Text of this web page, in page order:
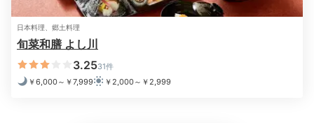
Breakfast
08:00
白米が思わずすすむ
茨城食材の朝食
日本料理、郷土料理
旬菜和膳 よし川
3.2531件
￥6,000～￥7,999
￥2,000～￥2,999